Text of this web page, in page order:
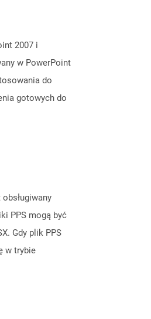
2007 i
w PowerPoint
do
gotowych do
PPS mogą być
Gdy plik PPS
w trybie